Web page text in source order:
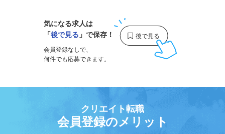
気になる求人は
「後で見る 」で保存！
会員登録なしで、
何件でも応募できます。
クリエイト転職
会員登録のメリット